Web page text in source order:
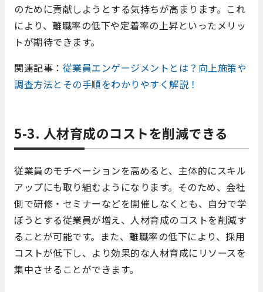
のために貢献しようとする気持ちが高まります。これ
により、離職率の低下や定着率の上昇といったメリッ
トが期待できます。
関連記事： 従業員エンゲージメントとは？向上施策や
調査方法とその手順をわかりやすく解説！
5-3. 人材育成のコストを削減できる
従業員のモチベーションを高めると、主体的にスキル
アップにも取り組むようになります。そのため、会社
側で研修・セミナーなどを開催しなくとも、自分で学
ぼうとする従業員が増え、人材育成のコストを削減す
ることが可能です。また、離職率の低下により、採用
コストが低下し、より効果的な人材育成にリソースを
集中させることができます。